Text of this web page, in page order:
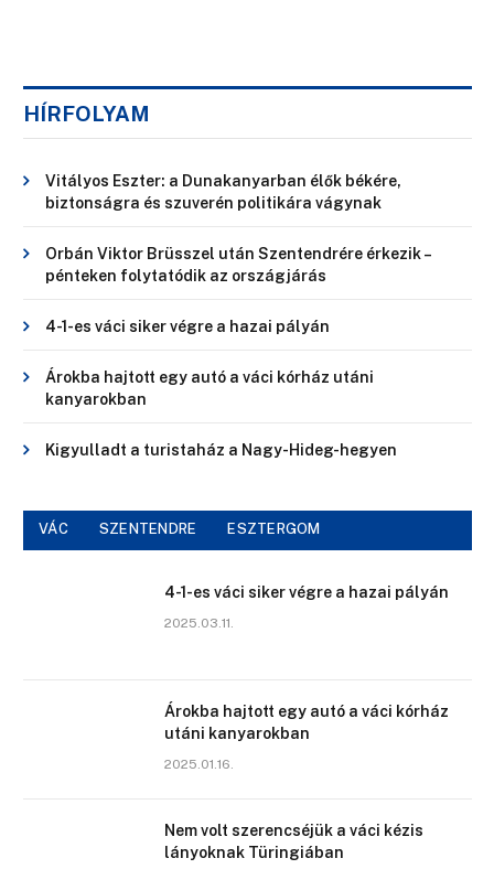
HÍRFOLYAM
Vitályos Eszter: a Dunakanyarban élők békére,
biztonságra és szuverén politikára vágynak
Orbán Viktor Brüsszel után Szentendrére érkezik –
pénteken folytatódik az országjárás
4-1-es váci siker végre a hazai pályán
Árokba hajtott egy autó a váci kórház utáni
kanyarokban
Kigyulladt a turistaház a Nagy-Hideg-hegyen
VÁC SZENTENDRE ESZTERGOM
4-1-es váci siker végre a hazai pályán
2025.03.11.
Árokba hajtott egy autó a váci kórház
utáni kanyarokban
2025.01.16.
Nem volt szerencséjük a váci kézis
lányoknak Türingiában